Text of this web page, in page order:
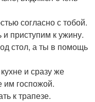
согласно с тобой.
приступим к ужину.
стол, а ты в помощь
и сразу же
им госпожой.
к трапезе.